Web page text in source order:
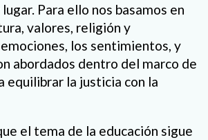
Para ello nos basamos en
valores, religión y
los sentimientos, y
abordados dentro del marco de
equilibrar la justicia con la
el tema de la educación sigue